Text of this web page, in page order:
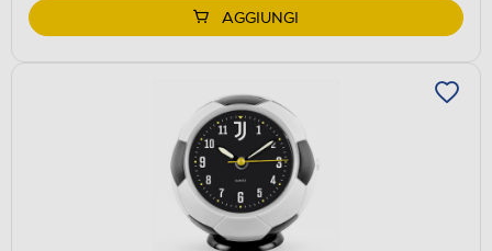
AGGIUNGI